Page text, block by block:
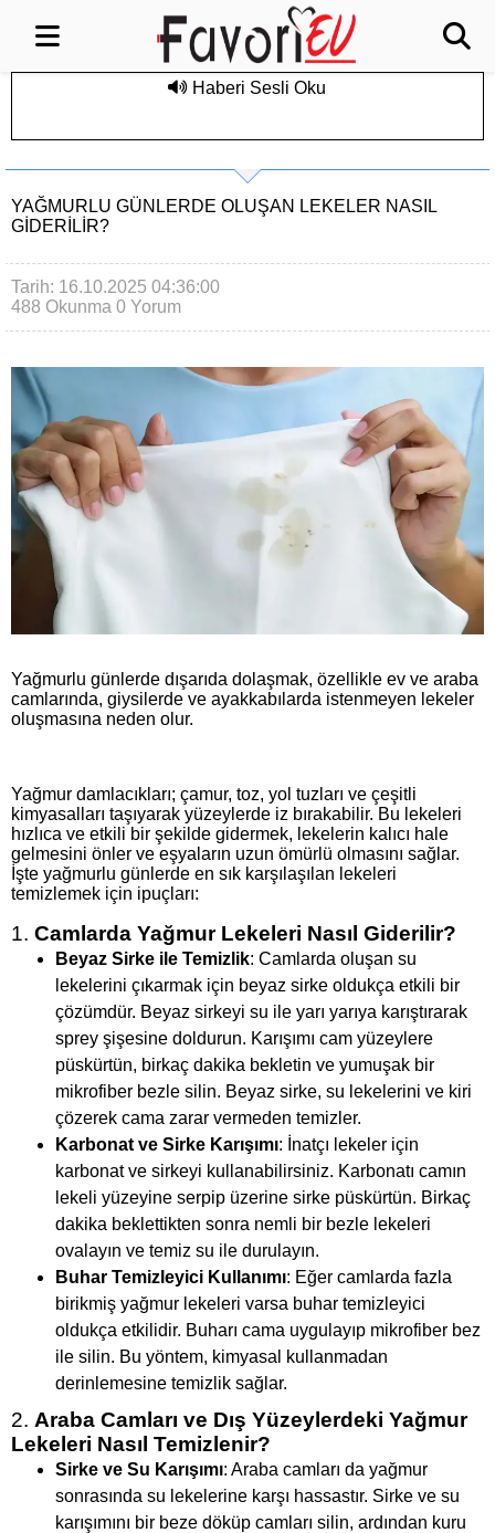
Haberi Sesli Oku
YAĞMURLU GÜNLERDE OLUŞAN LEKELER NASIL
GIDERILIR?
Tarih: 16.10.2025 04:36:00
488 Okunma 0 Yorum
Yağmurlu günlerde dışarıda dolaşmak, özellikle ev ve araba
camlarında, giysilerde ve ayakkabılarda istenmeyen lekeler
oluşmasına neden olur.
Yağmur damlacıkları; çamur, toz, yol tuzları ve çeşitli
kimyasalları taşıyarak yüzeylerde iz bırakabilir. Bu lekeleri
hızlıca ve etkili bir şekilde gidermek, lekelerin kalıcı hale
gelmesini önler ve eşyaların uzun ömürlü olmasını sağlar.
İşte yağmurlu günlerde en sık karşılaşılan lekeleri
temizlemek için ipuçları:
1. Camlarda Yağmur Lekeleri Nasıl Giderilir?
Beyaz Sirke ile Temizlik: Camlarda oluşan su
lekelerini çıkarmak için beyaz sirke oldukça etkili bir
çözümdür. Beyaz sirkeyi su ile yarı yarıya karıştırarak
sprey şişesine doldurun. Karışımı cam yüzeylere
püskürtün, birkaç dakika bekletin ve yumuşak bir
mikrofiber bezle silin. Beyaz sirke, su lekelerini ve kiri
çözerek cama zarar vermeden temizler.
Karbonat ve Sirke Karışımı: İnatçı lekeler için
karbonat ve sirkeyi kullanabilirsiniz. Karbonatı camın
lekeli yüzeyine serpip üzerine sirke püskürtün. Birkaç
dakika beklettikten sonra nemli bir bezle lekeleri
ovalayın ve temiz su ile durulayın.
Buhar Temizleyici Kullanımı: Eğer camlarda fazla
birikmiş yağmur lekeleri varsa buhar temizleyici
oldukça etkilidir. Buharı cama uygulayıp mikrofiber bez
ile silin. Bu yöntem, kimyasal kullanmadan
derinlemesine temizlik sağlar.
2. Araba Camları ve Dış Yüzeylerdeki Yağmur
Lekeleri Nasıl Temizlenir?
Sirke ve Su Karışımı: Araba camları da yağmur
sonrasında su lekelerine karşı hassastır. Sirke ve su
karışımını bir beze döküp camları silin, ardından kuru